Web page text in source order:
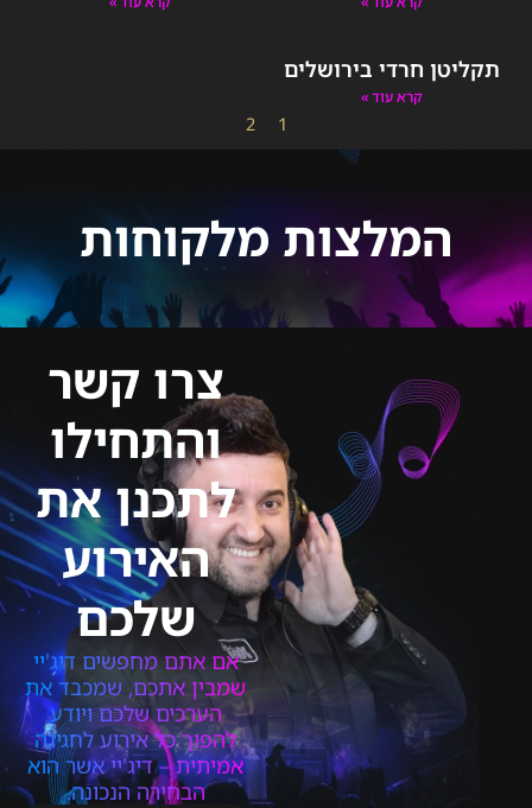
תקליטן חרדי בירושלים
קרא עוד »
1
2
המלצות מלקוחות
צרו קשר
והתחילו
לתכנן את
האירוע
שלכם
אם אתם מחפשים דיג'יי
שמבין אתכם, שמכבד את
הערכים שלכם ויודע
להפוך כל אירוע לחגיגה
אמיתית – דיג'יי אשר הוא
הבחירה הנכונה.